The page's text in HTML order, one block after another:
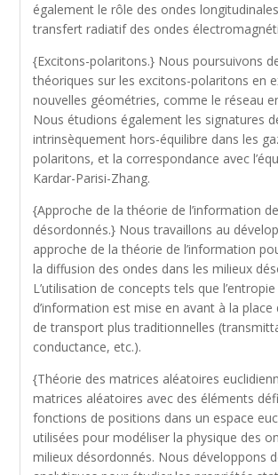
également le rôle des ondes
transfert radiatif des ondes
{Excitons-polaritons.} Nous poursuivons
théoriques sur les excitons-polaritons en
nouvelles géométries, comme le réseau
Nous étudions également les signatures
intrinsèquement hors-équilibre dans les
polaritons, et la correspondance avec
Kardar-Parisi-Zhang.
{Approche de la théorie de l’information
désordonnés.} Nous travaillons au
approche de la théorie de l’information
la diffusion des ondes dans les milieux
L’utilisation de concepts tels que
d’information est mise en avant à la place
de transport plus traditionnelles
conductance, etc.).
{Théorie des matrices aléatoires
matrices aléatoires avec des éléments
fonctions de positions dans un espace
utilisées pour modéliser la physique des
milieux désordonnés. Nous développons